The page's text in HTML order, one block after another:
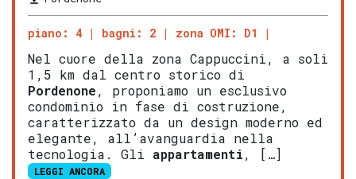
piano: 4 bagni: 2 zona OMI: D1
Nel cuore della zona Cappuccini, a soli
1,5 km dal centro storico di
Pordenone, proponiamo un esclusivo
condominio in fase di costruzione,
caratterizzato da un design moderno ed
elegante, all’avanguardia nella
tecnologia. Gli appartamenti, […]
LEGGI ANCORA